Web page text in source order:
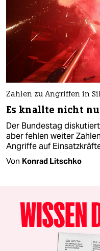
Zahlen zu Angriffen in
Es knallte nicht
Der Bundestag
aber fehlen weiter
Angriffe auf
Von Konrad Litschko